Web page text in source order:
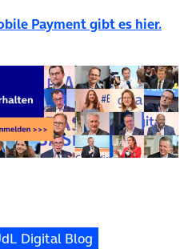
Payment gibt es hier.
Digital Blog